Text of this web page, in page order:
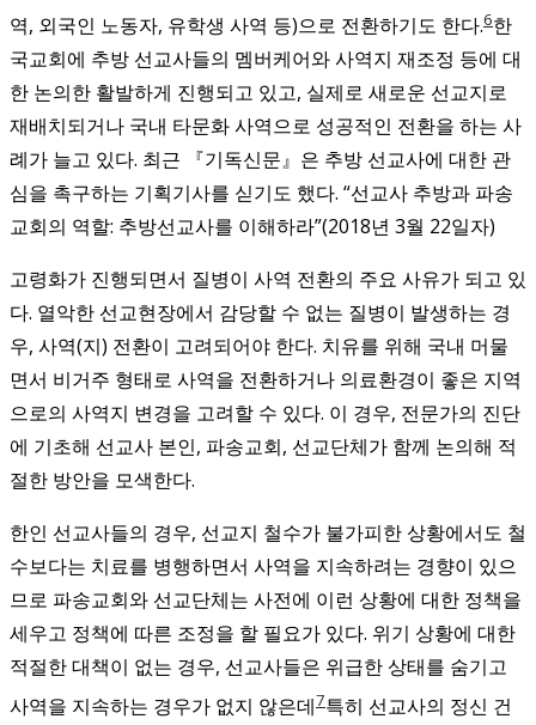
역, 외국인 노동자, 유학생 사역 등)으로 전환하기도 한다.6한
국교회에 추방 선교사들의 멤버케어와 사역지 재조정 등에 대
한 논의한 활발하게 진행되고 있고, 실제로 새로운 선교지로
재배치되거나 국내 타문화 사역으로 성공적인 전환을 하는 사
례가 늘고 있다. 최근 『기독신문』은 추방 선교사에 대한 관
심을 촉구하는 기획기사를 싣기도 했다. “선교사 추방과 파송
교회의 역할: 추방선교사를 이해하라”(2018년 3월 22일자)
고령화가 진행되면서 질병이 사역 전환의 주요 사유가 되고 있
다. 열악한 선교현장에서 감당할 수 없는 질병이 발생하는 경
우, 사역(지) 전환이 고려되어야 한다. 치유를 위해 국내 머물
면서 비거주 형태로 사역을 전환하거나 의료환경이 좋은 지역
으로의 사역지 변경을 고려할 수 있다. 이 경우, 전문가의 진단
에 기초해 선교사 본인, 파송교회, 선교단체가 함께 논의해 적
절한 방안을 모색한다.
한인 선교사들의 경우, 선교지 철수가 불가피한 상황에서도 철
수보다는 치료를 병행하면서 사역을 지속하려는 경향이 있으
므로 파송교회와 선교단체는 사전에 이런 상황에 대한 정책을
세우고 정책에 따른 조정을 할 필요가 있다. 위기 상황에 대한
적절한 대책이 없는 경우, 선교사들은 위급한 상태를 숨기고
사역을 지속하는 경우가 없지 않은데7특히 선교사의 정신 건